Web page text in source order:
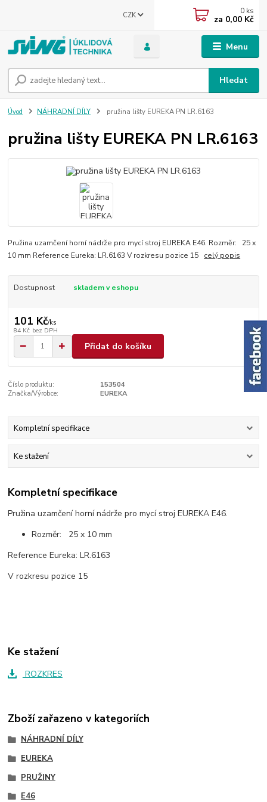
Menu
CZK
Hledat
0 ks
za 0,00 Kč
Úvod NÁHRADNÍ DÍLY pružina lišty EUREKA PN LR.6163
pružina lišty EUREKA PN LR.6163
Pružina uzamčení horní nádrže pro mycí stroj EUREKA E46. Rozměr: 25 x
10 mm Reference Eureka: LR.6163 V rozkresu pozice 15 celý popis
Dostupnost skladem v eshopu
101 Kč/ks
84 Kč bez DPH
Přidat do košíku
Číslo produktu:
153504
Značka/Výrobce:
EUREKA
Kompletní specifikace
Ke stažení
Kompletní specifikace
Pružina uzamčení horní nádrže pro mycí stroj EUREKA E46.
Rozměr: 25 x 10 mm
Reference Eureka: LR.6163
V rozkresu pozice 15
Ke stažení
ROZKRES
Zboží zařazeno v kategoriích
NÁHRADNÍ DÍLY
EUREKA
PRUŽINY
E46